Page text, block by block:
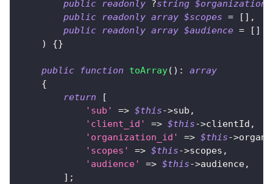
public
readonly ?string
public
readonly array $scopes = [ ] ,
public
readonly array $audience = [ ]
)
{}
public function toArray( ) :
array
{
return
[
'sub'
=> $this->sub ,
'client_id'
=> $this->clientId ,
'organization_id'
=> $this->
'scopes'
=> $this->scopes ,
'audience'
=> $this->audience,
] ;